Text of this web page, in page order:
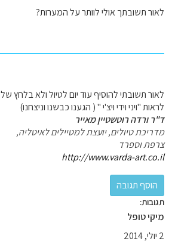
לאור תשובתך אולי לוותר על המערות?
לאור תשובתי להוסיף עוד יום לטיול ולא בלחץ של
לראות "ויני וידי ויצ'י " ( הגענו כבשנו וניצחנו)
ד"ר ורדה רוטשטיין מאייר
מדריכת טיולים, יועצת למטיילים לאיטליה,
צרפת וספרד
http://www.varda-art.co.il
תגובות:
מיקי טופל
2 יולי, 2014